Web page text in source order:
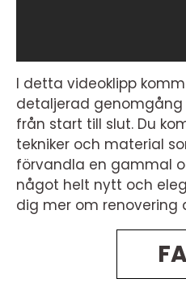
I detta videoklipp
detaljerad
från start till slut. Du
tekniker och material
förvandla en gammal
något helt nytt och
dig mer om renovering